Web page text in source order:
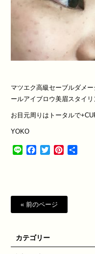
マツエク高級セーブルダメー
ールアイブロウ美眉スタイリ
お目元周りはトータルで
YOKO
Line Facebook
TwitterPinterest
« 前のページ
カテゴリー